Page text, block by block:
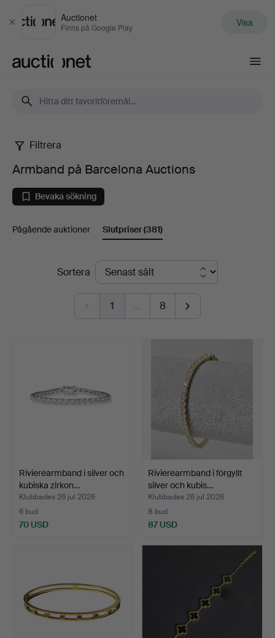
Stäng
Auctionet
Finns på Google Play Visa
Armband
på
Barcelona
Auctions
Filtrera
Armband på Barcelona Auctions
Bevaka sökning
Pågående auktioner Slutpriser(381)
SlutpriserSortera
1 … 8
Rivierearmband i silver och
kubiska zirkon…
Klubbades 26 jul 2026
6 bud
70 USD
Rivierearmband i förgyllt
silver och kubis…
Klubbades 26 jul 2026
8 bud
87 USD